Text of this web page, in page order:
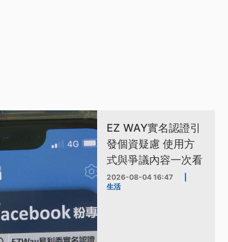
EZ WAY實名認證引
發個資疑慮 使用方
式與爭議內容一次看
2026-08-04 16:47
生活